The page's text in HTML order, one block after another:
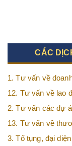
CÁC
1. Tư vấn về
quan tới doanh
12. Tư vấn về lao
2. Tư vấn các dự
tư nước ngoài
13. Tư vấn về
3. Tố tụng, đại